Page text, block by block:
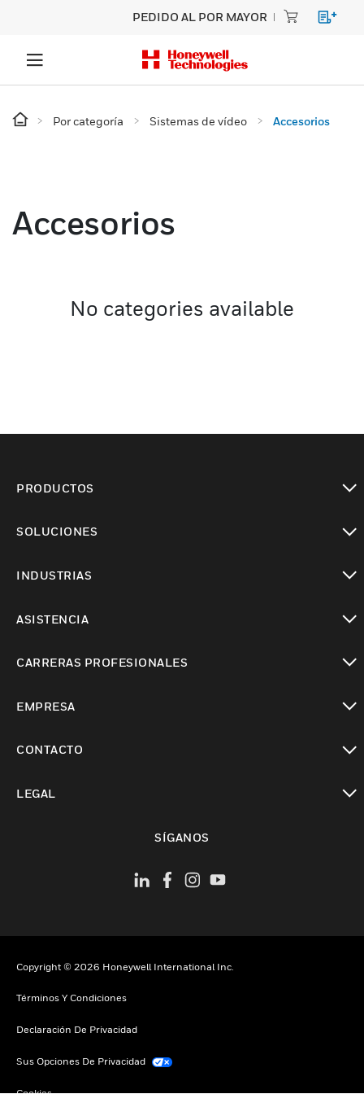
PEDIDO AL POR MAYOR
Por categoría Sistemas de vídeo Accesorios
Accesorios
No categories available
PRODUCTOS
SOLUCIONES
INDUSTRIAS
ASISTENCIA
CARRERAS PROFESIONALES
EMPRESA
CONTACTO
LEGAL
SÍGANOS
Copyright © 2026 Honeywell International Inc.
Términos Y Condiciones
Declaración De Privacidad
Sus Opciones De Privacidad